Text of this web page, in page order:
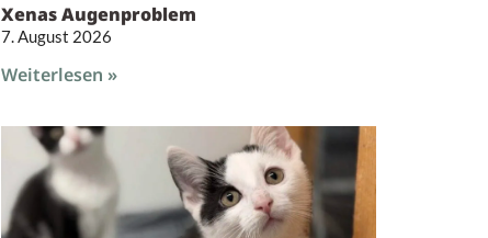
Xenas Augenproblem
7. August 2026
Weiterlesen »